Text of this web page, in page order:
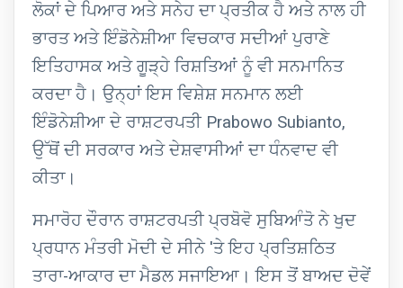
ਲੋਕਾਂ ਦੇ ਪਿਆਰ ਅਤੇ ਸਨੇਹ ਦਾ ਪ੍ਰਤੀਕ ਹੈ ਅਤੇ ਨਾਲ ਹੀ
ਭਾਰਤ ਅਤੇ ਇੰਡੋਨੇਸ਼ੀਆ ਵਿਚਕਾਰ ਸਦੀਆਂ ਪੁਰਾਣੇ
ਇਤਿਹਾਸਕ ਅਤੇ ਗੂੜ੍ਹੇ ਰਿਸ਼ਤਿਆਂ ਨੂੰ ਵੀ ਸਨਮਾਨਿਤ
ਕਰਦਾ ਹੈ। ਉਨ੍ਹਾਂ ਇਸ ਵਿਸ਼ੇਸ਼ ਸਨਮਾਨ ਲਈ
ਇੰਡੋਨੇਸ਼ੀਆ ਦੇ ਰਾਸ਼ਟਰਪਤੀ Prabowo Subianto,
ਉੱਥੋਂ ਦੀ ਸਰਕਾਰ ਅਤੇ ਦੇਸ਼ਵਾਸੀਆਂ ਦਾ ਧੰਨਵਾਦ ਵੀ
ਕੀਤਾ।
ਸਮਾਰੋਹ ਦੌਰਾਨ ਰਾਸ਼ਟਰਪਤੀ ਪ੍ਰਬੋਵੋ ਸੁਬਿਆੰਤੋ ਨੇ ਖੁਦ
ਪ੍ਰਧਾਨ ਮੰਤਰੀ ਮੋਦੀ ਦੇ ਸੀਨੇ 'ਤੇ ਇਹ ਪ੍ਰਤਿਸ਼ਠਿਤ
ਤਾਰਾ-ਆਕਾਰ ਦਾ ਮੈਡਲ ਸਜਾਇਆ। ਇਸ ਤੋਂ ਬਾਅਦ ਦੋਵੇਂ